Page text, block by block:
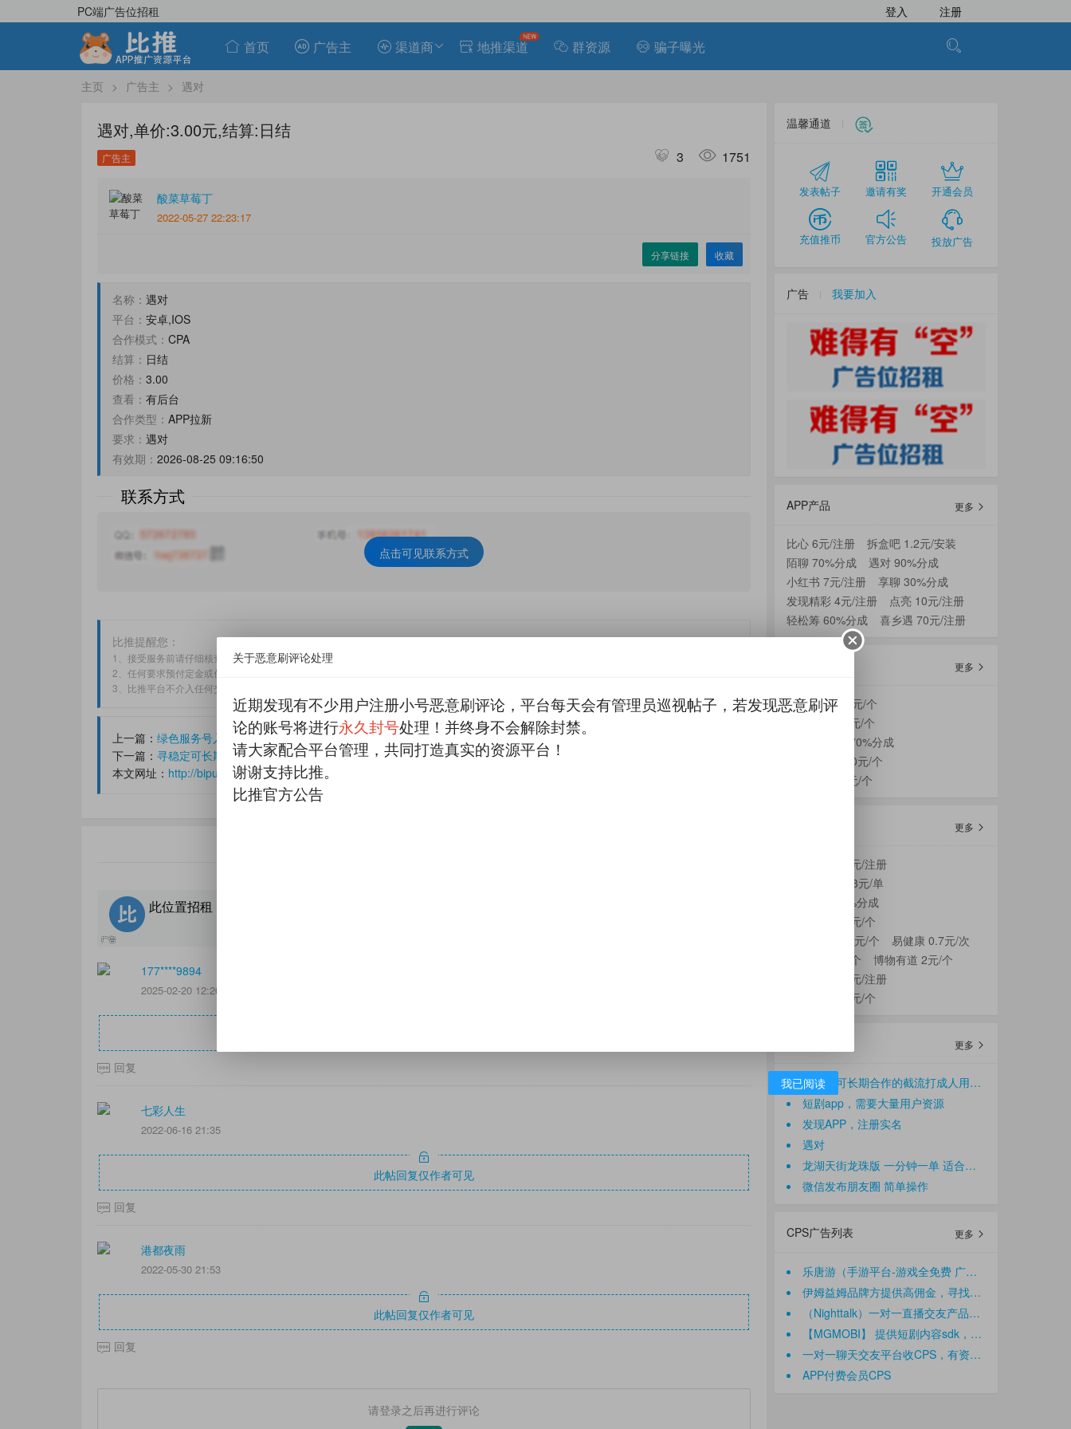
PC端广告位招租 登入 注册
首页 广告主 渠道商 地推渠道 群资源 骗子曝光
主页 > 广告主 > 遇对
遇对,单价:3.00元,结算:日结
广告主 3 1751
酸菜草莓丁
2022-05-27 22:23:17
分享链接 收藏
名称： 遇对
平台： 安卓,IOS
合作模式： CPA
结算： 日结
价格： 3.00
查看： 有后台
合作类型： APP拉新
要求： 遇对
有效期： 2026-08-25 09:16:50
联系方式
点击可见联系方式
比推提醒您：
1、接受服务前请仔细核查对方经营资质，勿信夸张宣传和承诺
2、任何要求预付定金或付款至个人账号的行为，均可能存在诈骗风险，请提高警惕
3、比推平台不介入任何交易过程，交易时请您提高警惕，以免蒙受损失
上一篇： 绿色服务号入群,结算:日结
下一篇： 寻稳定可长期合作的截流打成人用品开店创业粉团队！我们是一手后端，需求量大。,单价:20元,结算:日结
本文网址： http://bipush.cn/details/33492.html
此位置招租，可在线按天自助购买
177****9894
2025-02-20 12:20
回复
七彩人生
2022-06-16 21:35
此帖回复仅作者可见
回复
港都夜雨
2022-05-30 21:53
此帖回复仅作者可见
回复
请登录之后再进行评论
温馨通道
发表帖子 邀请有奖 开通会员
充值推币 官方公告 投放广告
广告 我要加入
APP产品 更多
比心 6元/注册
拆盒吧 1.2元/安装
陌聊 70%分成
遇对 90%分成
小红书 7元/注册
享聊 30%分成
发现精彩 4元/注册
点亮 10元/注册
轻松筹 60%分成
喜乡遇 70元/注册
更多
多米短视频 3元/个
pc蛋蛋 1000元/个
传奇PC页游 70%分成
微信PC端 200元/个
波波电商 10元/个
更多
葫芦盟客 2.8元/注册
滴答顺风车 13元/单
星愿盲盒 50%分成
海澜之家 1.2元/个
B站魔力赏 23元/个
易健康 0.7元/次
金钟罩 15元/个
博物有道 2元/个
万顺叫车 1.1元/注册
云屏享购 1.5元/个
更多
寻稳定可长期合作的截流打成人用品开店创业粉团队！我们是一手后端，需求量大。
短剧app，需要大量用户资源
发现APP，注册实名
遇对
龙湖天街龙珠版 一分钟一单 适合小白新手网推
微信发布朋友圈 简单操作
CPS广告列表 更多
乐唐游（手游平台-游戏全免费 广告盈利）诚招代理/创业伙伴 提供广告分成
伊姆益姆品牌方提供高佣金，寻找企业福利、私域商城、社群分销、达人直播带货
（Nighttalk）一对一直播交友产品，真人高颜值美女1对1直播app
【MGMOBI】 提供短剧内容sdk，专属短剧板块，用户充值+广告解锁变现，寻APP开发者合作
一对一聊天交友平台收CPS，有资源有渠道的来
APP付费会员CPS
关于恶意刷评论处理
近期发现有不少用户注册小号恶意刷评论，平台每天会有管理员巡视帖子，若发现恶意刷评
论的账号将进行永久封号处理！并终身不会解除封禁。
请大家配合平台管理，共同打造真实的资源平台！
谢谢支持比推。
比推官方公告
我已阅读